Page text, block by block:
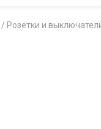
/ Розетки и